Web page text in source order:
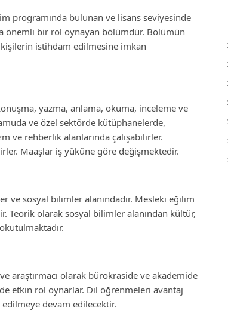
programında bulunan ve lisans seviyesinde
önemli bir rol oynayan bölümdür. Bölümün
istihdam edilmesine imkan
yazma, anlama, okuma, inceleme ve
ve özel sektörde kütüphanelerde,
ve rehberlik alanlarında çalışabilirler.
Maaşlar iş yüküne göre değişmektedir.
ve sosyal bilimler alanındadır. Mesleki eğilim
Teorik olarak sosyal bilimler alanından kültür,
araştırmacı olarak bürokraside ve akademide
etkin rol oynarlar. Dil öğrenmeleri avantaj
devam edilecektir.